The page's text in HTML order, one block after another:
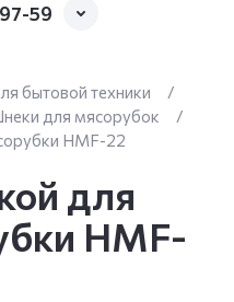
59
бытовой техники
/
для мясорубок
/
HMF-22
для
HMF-